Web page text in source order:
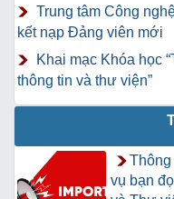
Trung tâm Công
kết nạp Đảng viên mới
Khai mạc Khóa học
thông tin và thư viện”
vụ bạn